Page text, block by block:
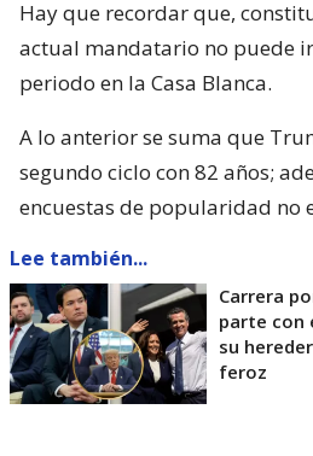
Hay que recordar que,
actual mandatario no puede
periodo en la Casa Blanca.
A lo anterior se suma que
segundo ciclo con 82 años;
encuestas de popularidad no
Lee también...
Carrera
parte con
su
feroz